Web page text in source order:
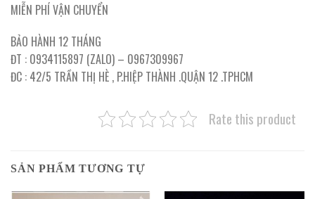
MIỄN PHÍ VẬN CHUYỂN
BẢO HÀNH 12 THÁNG
ĐT : 0934115897 (ZALO) – 0967309967
ĐC : 42/5 TRẦN THỊ HÈ , P.HIỆP THÀNH .QUẬN 12 .TPHCM
Rate this product
SẢN PHẨM TƯƠNG TỰ